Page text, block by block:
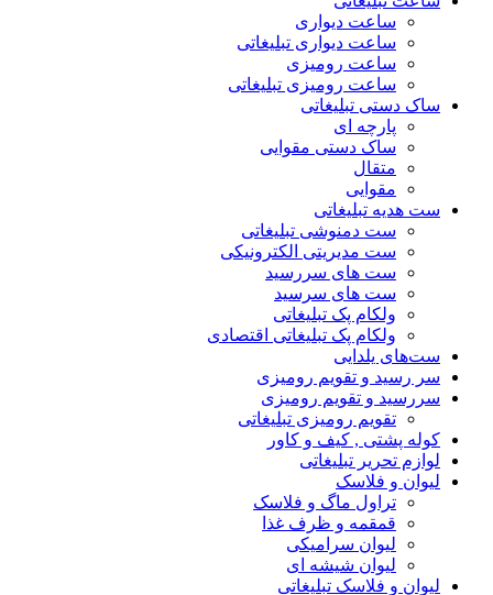
ساعت دیواری
ساعت دیواری تبلیغاتی
ساعت رومیزی
ساعت رومیزی تبلیغاتی
ساک دستی تبلیغاتی
پارچه ای
ساک دستی مقوایی
متقال
مقوایی
ست هدیه تبلیغاتی
ست دمنوشی تبلیغاتی
ست مدیریتی الکترونیکی
ست های سررسید
ست های سرسید
ولکام پک تبلیغاتی
ولکام پک تبلیغاتی اقتصادی
ست‌های یلدایی
سر رسید و تقویم رومیزی
سررسید و تقویم رومیزی
تقویم رومیزی تبلیغاتی
کوله پشتی , کیف و کاور
لوازم تحریر تبلیغاتی
لیوان و فلاسک
تراول ماگ و فلاسک
قمقمه و ظرف غذا
لیوان سرامیکی
لیوان شیشه ای
لیوان و فلاسک تبلیغاتی